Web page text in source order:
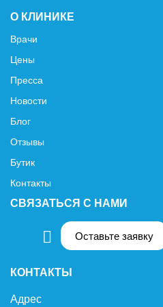
О КЛИНИКЕ
Врачи
Цены
Пресса
Новости
Блог
Отзывы
Бутик
Контакты
СВЯЗАТЬСЯ С НАМИ
Оставьте заявку
КОНТАКТЫ
Адрес